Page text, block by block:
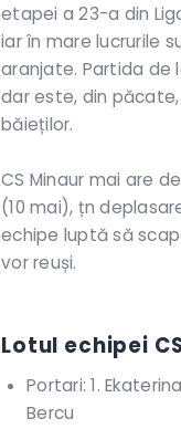
etapei a 23-a din
iar în mare lucrurile
aranjate. Partida de
dar este, din
băieților.
CS Minaur mai are
(10 mai), țn
echipe luptă să
vor reuși.
Lotul echipei
Portari: 1.
Bercu